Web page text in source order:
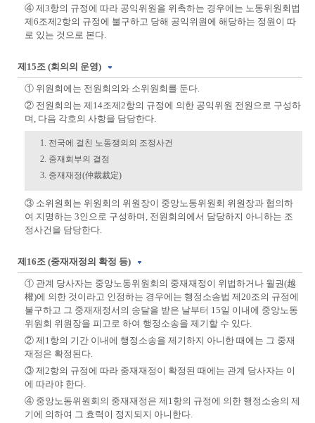
④ 제3항의 규정에 따라 공익위원을 위촉하는 경우에는 노동위원회법
제6조제2항의 규정에 불구하고 당해 공익위원에 해당하는 정원이 따
로 있는 것으로 본다.
제15조 (회의의 운영)
① 위원회에는 전원회의와 소위원회를 둔다.
② 전원회의는 제14조제2항의 규정에 의한 공익위원 전원으로 구성하
며, 다음 각호의 사항을 담당한다.
1. 전국에 걸친 노동쟁의의 조정사건
2. 중재회부의 결정
3. 중재재정(仲裁裁定)
③ 소위원회는 위원회의 위원장이 중앙노동위원회 위원장과 협의하
여 지명하는 3인으로 구성하며, 전원회의에서 담당하지 아니하는 조
정사건을 담당한다.
제16조 (중재재정의 확정 등)
① 관계 당사자는 중앙노동위원회의 중재재정이 위법하거나 월권(越
權)에 의한 것이라고 인정하는 경우에는 행정소송법 제20조의 규정에
불구하고 그 중재재정서의 송달을 받은 날부터 15일 이내에 중앙노동
위원회 위원장을 피고로 하여 행정소송을 제기할 수 있다.
② 제1항의 기간 이내에 행정소송을 제기하지 아니한 때에는 그 중재
재정은 확정된다.
③ 제2항의 규정에 따라 중재재정이 확정된 때에는 관계 당사자는 이
에 따라야 한다.
④ 중앙노동위원회의 중재재정은 제1항의 규정에 의한 행정소송의 제
기에 의하여 그 효력이 정지되지 아니한다.